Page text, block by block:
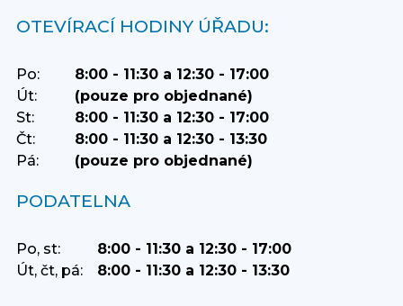
OTEVÍRACÍ HODINY ÚŘADU:
Po:
8:00 - 11:30 a 12:30 - 17:00
Út:
(pouze pro objednané)
St:
8:00 - 11:30 a 12:30 - 17:00
Čt:
8:00 - 11:30 a 12:30 - 13:30
Pá:
(pouze pro objednané)
PODATELNA
Po, st:
8:00 - 11:30 a 12:30 - 17:00
Út, čt, pá:
8:00 - 11:30 a 12:30 - 13:30